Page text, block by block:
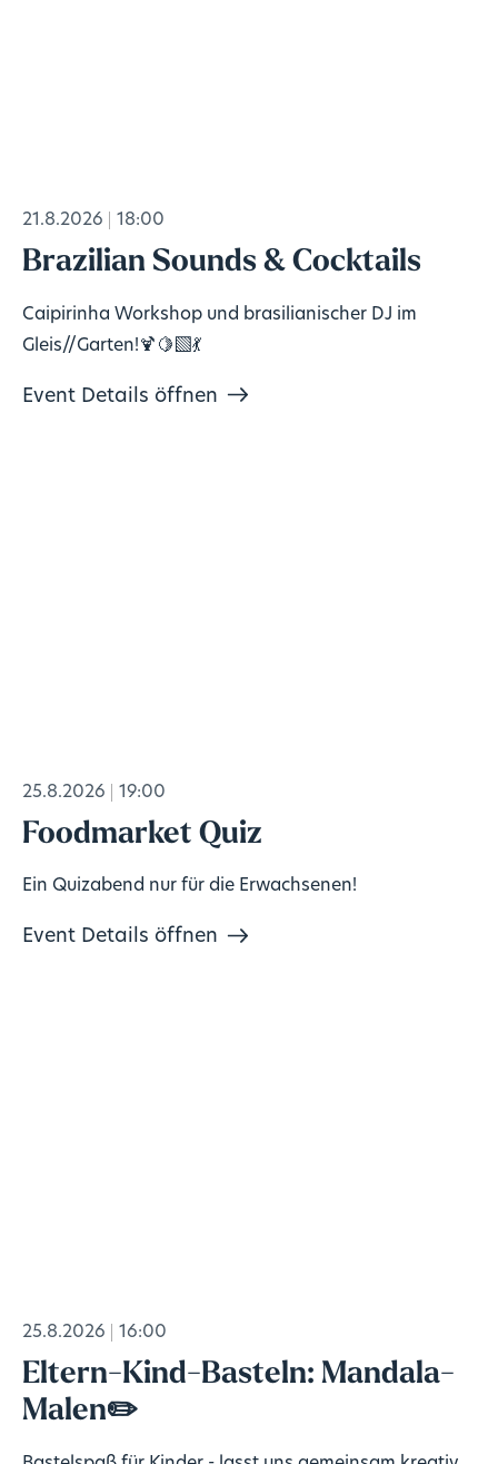
21.8.2026 18:00
Brazilian Sounds & Cocktails
Caipirinha Workshop und brasilianischer DJ im
Gleis//Garten!🍹🍋‍🟩💃
Event Details öffnen
25.8.2026 19:00
Foodmarket Quiz
Ein Quizabend nur für die Erwachsenen!
Event Details öffnen
25.8.2026 16:00
Eltern-Kind-Basteln: Mandala-
Malen✏️